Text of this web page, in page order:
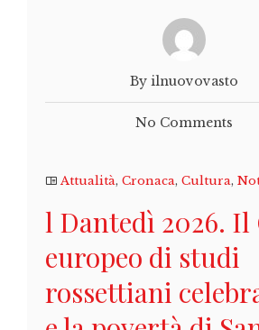
By ilnuovovasto
No Comments
Attualità, Cronaca, Cultura,
l Dantedì 2026. Il
europeo di studi
rossettiani